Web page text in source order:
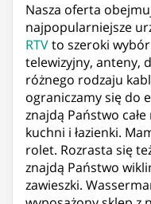
Nasza oferta
najpopularniejsze
RTVto szeroki
telewizyjny, anteny,
różnego rodzaju
ograniczamy się do
znajdą Państwo
kuchni i łazienki.
rolet. Rozrasta się
znajdą Państwo
zawieszki.